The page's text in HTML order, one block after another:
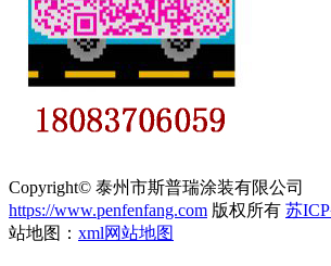
Copyright© 泰州市斯普瑞涂装有限公司
https://www.penfenfang.com 版权所有 苏
站地图： xml网站地图